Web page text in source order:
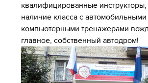
квалифицированные
наличие класса с автомобильными
компьютерными тренажерами
главное, собственный автодром!